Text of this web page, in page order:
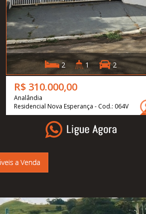
2 1 2
R$ 310.000,00
Analândia
Residencial Nova Esperança - Cod.: 064V